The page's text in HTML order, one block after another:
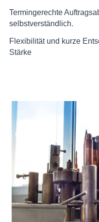
Termingerechte
selbstverständlich.
Flexibilität und kurze
Stärke